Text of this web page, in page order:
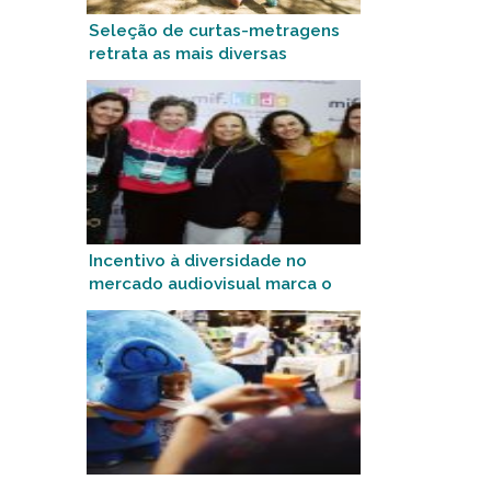
Seleção de curtas-metragens
retrata as mais diversas
infâncias do Brasil e do mundo
Incentivo à diversidade no
mercado audiovisual marca o
Mif.kids 2022